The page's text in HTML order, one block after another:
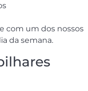
com um dos nossos
da semana.